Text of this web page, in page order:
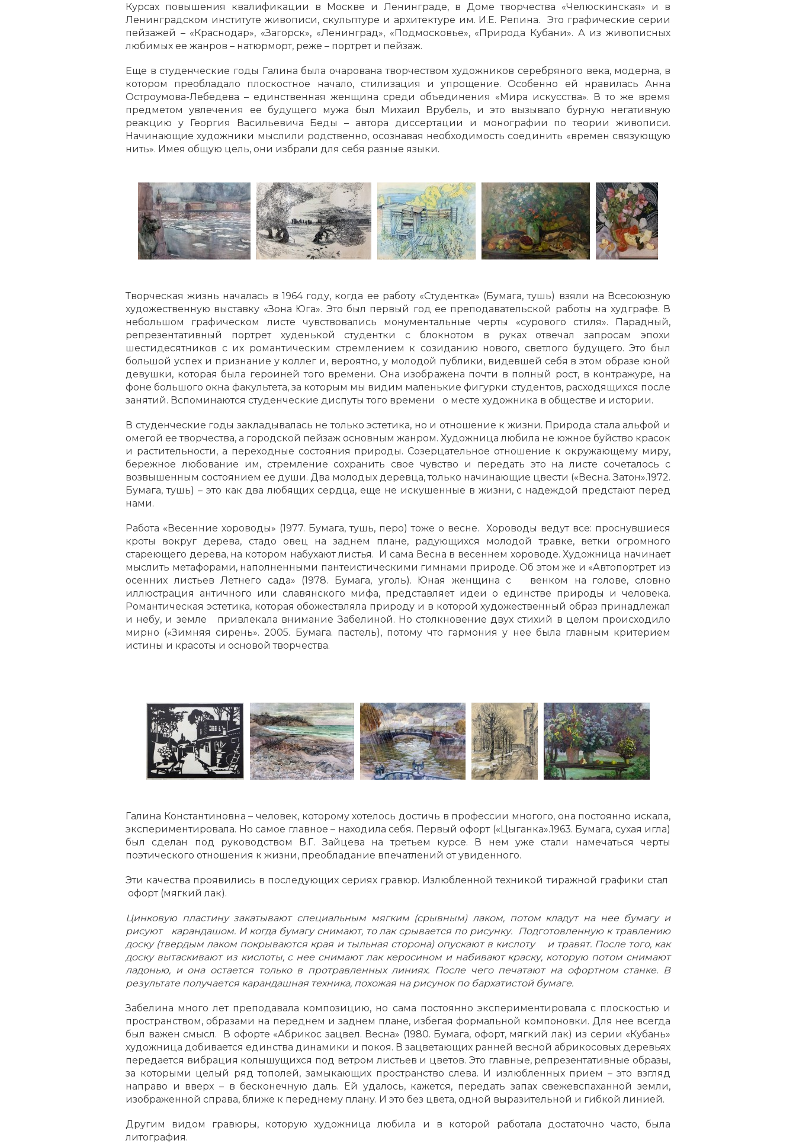
Курсах повышения квалификации в Москве и Ленинграде, в Доме творчества «Челюскинская» и в
Ленинградском институте живописи, скульптуре и архитектуре им. И.Е. Репина. Это графические серии
пейзажей – «Краснодар», «Загорск», «Ленинград», «Подмосковье», «Природа Кубани». А из живописных
любимых ее жанров – натюрморт, реже – портрет и пейзаж.
Еще в студенческие годы Галина была очарована творчеством художников серебряного века, модерна, в
котором преобладало плоскостное начало, стилизация и упрощение. Особенно ей нравилась Анна
Остроумова-Лебедева – единственная женщина среди объединения «Мира искусства». В то же время
предметом увлечения ее будущего мужа был Михаил Врубель, и это вызывало бурную негативную
реакцию у Георгия Васильевича Беды – автора диссертации и монографии по теории живописи.
Начинающие художники мыслили родственно, осознавая необходимость соединить «времен связующую
нить». Имея общую цель, они избрали для себя разные языки.
Творческая жизнь началась в 1964 году, когда ее работу «Студентка» (Бумага, тушь) взяли на Всесоюзную
художественную выставку «Зона Юга». Это был первый год ее преподавательской работы на худграфе. В
небольшом графическом листе чувствовались монументальные черты «сурового стиля». Парадный,
репрезентативный портрет худенькой студентки с блокнотом в руках отвечал запросам эпохи
шестидесятников с их романтическим стремлением к созиданию нового, светлого будущего. Это был
большой успех и признание у коллег и, вероятно, у молодой публики, видевшей себя в этом образе юной
девушки, которая была героиней того времени. Она изображена почти в полный рост, в контражуре, на
фоне большого окна факультета, за которым мы видим маленькие фигурки студентов, расходящихся после
занятий. Вспоминаются студенческие диспуты того времени о месте художника в обществе и истории.
В студенческие годы закладывалась не только эстетика, но и отношение к жизни. Природа стала альфой и
омегой ее творчества, а городской пейзаж основным жанром. Художница любила не южное буйство красок
и растительности, а переходные состояния природы. Созерцательное отношение к окружающему миру,
бережное любование им, стремление сохранить свое чувство и передать это на листе сочеталось с
возвышенным состоянием ее души. Два молодых деревца, только начинающие цвести («Весна. Затон».1972.
Бумага, тушь) – это как два любящих сердца, еще не искушенные в жизни, с надеждой предстают перед
нами.
Работа «Весенние хороводы» (1977. Бумага, тушь, перо) тоже о весне. Хороводы ведут все: проснувшиеся
кроты вокруг дерева, стадо овец на заднем плане, радующихся молодой травке, ветки огромного
стареющего дерева, на котором набухают листья. И сама Весна в весеннем хороводе. Художница начинает
мыслить метафорами, наполненными пантеистическими гимнами природе. Об этом же и «Автопортрет из
осенних листьев Летнего сада» (1978. Бумага, уголь). Юная женщина с венком на голове, словно
иллюстрация античного или славянского мифа, представляет идеи о единстве природы и человека.
Романтическая эстетика, которая обожествляла природу и в которой художественный образ принадлежал
и небу, и земле привлекала внимание Забелиной. Но столкновение двух стихий в целом происходило
мирно («Зимняя сирень». 2005. Бумага. пастель), потому что гармония у нее была главным критерием
истины и красоты и основой творчества.
Галина Константиновна – человек, которому хотелось достичь в профессии многого, она постоянно искала,
экспериментировала. Но самое главное – находила себя. Первый офорт («Цыганка».1963. Бумага, сухая игла)
был сделан под руководством В.Г. Зайцева на третьем курсе. В нем уже стали намечаться черты
поэтического отношения к жизни, преобладание впечатлений от увиденного.
Эти качества проявились в последующих сериях гравюр. Излюбленной техникой тиражной графики стал
офорт (мягкий лак).
Цинковую пластину закатывают специальным мягким (срывным) лаком, потом кладут на нее бумагу и
рисуют карандашом. И когда бумагу снимают, то лак срывается по рисунку. Подготовленную к травлению
доску (твердым лаком покрываются края и тыльная сторона) опускают в кислоту и травят. После того, как
доску вытаскивают из кислоты, с нее снимают лак керосином и набивают краску, которую потом снимают
ладонью, и она остается только в протравленных линиях. После чего печатают на офортном станке. В
результате получается карандашная техника, похожая на рисунок по бархатистой бумаге.
Забелина много лет преподавала композицию, но сама постоянно экспериментировала с плоскостью и
пространством, образами на переднем и заднем плане, избегая формальной компоновки. Для нее всегда
был важен смысл. В офорте «Абрикос зацвел. Весна» (1980. Бумага, офорт, мягкий лак) из серии «Кубань»
художница добивается единства динамики и покоя. В зацветающих ранней весной абрикосовых деревьях
передается вибрация колышущихся под ветром листьев и цветов. Это главные, репрезентативные образы,
за которыми целый ряд тополей, замыкающих пространство слева. И излюбленных прием – это взгляд
направо и вверх – в бесконечную даль. Ей удалось, кажется, передать запах свежевспаханной земли,
изображенной справа, ближе к переднему плану. И это без цвета, одной выразительной и гибкой линией.
Другим видом гравюры, которую художница любила и в которой работала достаточно часто, была
литография.